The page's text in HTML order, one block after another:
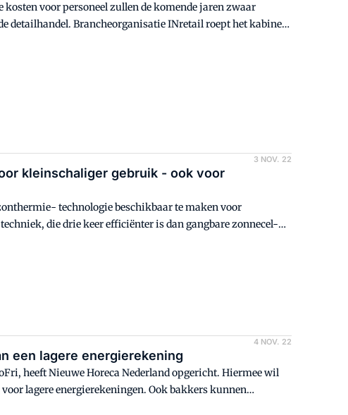
voor personeel zullen de komende jaren zwaar
detailhandel. Brancheorganisatie INretail roept het kabinet
3 NOV. 22
technologie beschikbaar te maken voor
die drie keer efficiënter is dan gangbare zonnecel-
4 NOV. 22
een lagere energierekening
heeft Nieuwe Horeca Nederland opgericht. Hiermee wil
lagere energierekeningen. Ook bakkers kunnen